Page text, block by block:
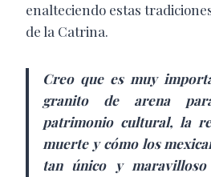
enalteciendo estas
de la Catrina.
Creo que es muy
granito de arena
patrimonio cultural, la
muerte y cómo los
tan único y